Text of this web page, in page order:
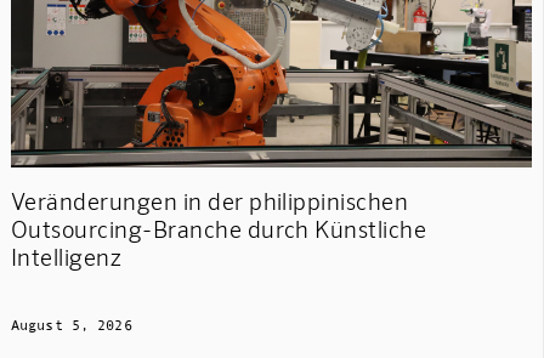
Veränderungen in der philippinischen
Outsourcing-Branche durch Künstliche
Intelligenz
August 5, 2026